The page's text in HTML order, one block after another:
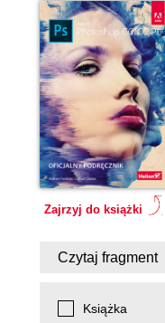
Zajrzyj do książki
Czytaj fragment
Książka